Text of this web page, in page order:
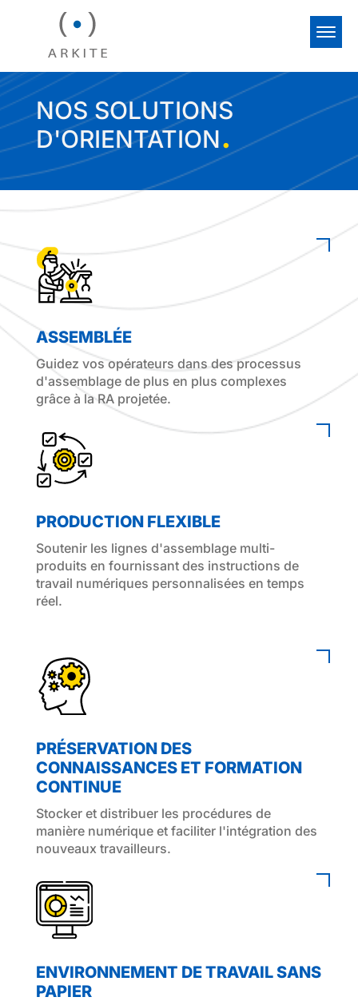
NOS SOLUTIONS
D'ORIENTATION.
ASSEMBLÉE
Guidez vos opérateurs dans des processus
d'assemblage de plus en plus complexes
grâce à la RA projetée.
PRODUCTION FLEXIBLE
Soutenir les lignes d'assemblage multi-
produits en fournissant des instructions de
travail numériques personnalisées en temps
réel.
PRÉSERVATION DES
CONNAISSANCES ET FORMATION
CONTINUE
Stocker et distribuer les procédures de
manière numérique et faciliter l'intégration des
nouveaux travailleurs.
ENVIRONNEMENT DE TRAVAIL SANS
PAPIER